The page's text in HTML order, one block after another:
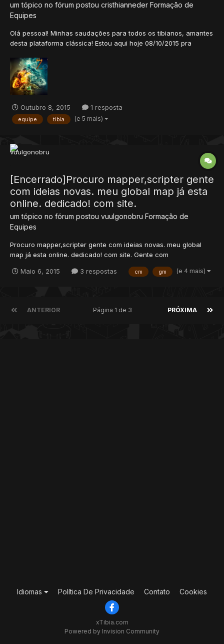
um tópico no fórum postou cristhianneder Formação de
Equipes
Olá pessoal! Minhas saudações para todos os tibianos, amantes
desta plataforma clássica! Estou aqui hoje 08/10/2015 pra
e agora estou animado novamente e cheio de ideias pra
terminar por completo todas as etapas iniciais (Base, R...
Outubro 8, 2015 1 resposta
equipe tibia (e 5 mais)
[Encerrado]Procuro mapper,scripter gente
com ideias novas. meu global map já esta
online. dedicado! com site.
um tópico no fórum postou vuulgonobru Formação de
Equipes
Procuro mapper,scripter gente com ideias novas. meu global
map já esta online. dedicado! com site. Gente com
que venham falar comigo estou esperando gente séria. skype:
Maio 6, 2015 3 respostas cm gm (e 4 mais)
ANTERIOR PRÓXIMA
Página 1 de 3
Idiomas Política De Privacidade Contato Cookies
xTibia.com
Powered by Invision Community